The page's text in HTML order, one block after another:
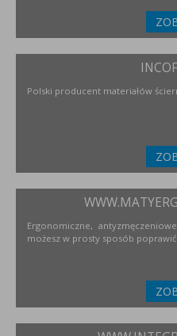
Polski producent materiałów
Ergonomiczne,
możesz w prosty sposób